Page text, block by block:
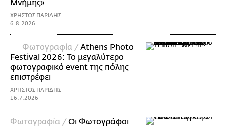
Μνήμης»
ΧΡΗΣΤΟΣ ΠΑΡΙΔΗΣ
6.8.2026
Φωτογραφία /Athens Photo
Festival 2026: Το μεγαλύτερο
φωτογραφικό event της πόλης
επιστρέφει
ΧΡΗΣΤΟΣ ΠΑΡΙΔΗΣ
16.7.2026
Φωτογραφία /Οι Φωτογράφοι